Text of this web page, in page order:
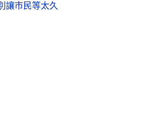
讓市民等太久